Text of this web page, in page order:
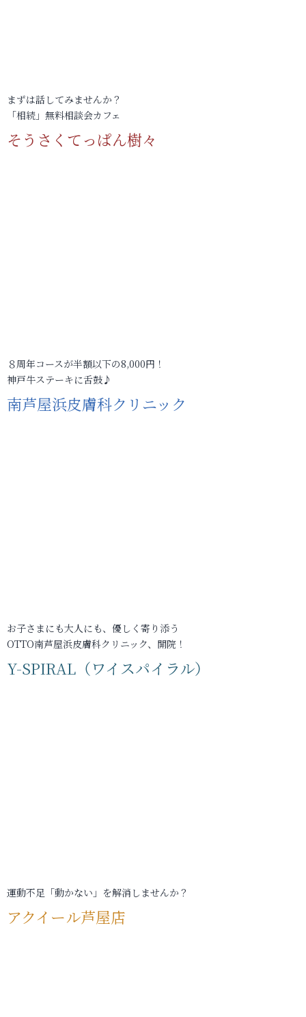
まずは話してみませんか？
「相続」無料相談会カフェ
そうさくてっぱん樹々
８周年コースが半額以下の8,000円！
神戸牛ステーキに舌鼓♪
南芦屋浜皮膚科クリニック
お子さまにも大人にも、優しく寄り添う
OTTO南芦屋浜皮膚科クリニック、開院！
Y-SPIRAL（ワイスパイラル）
運動不足「動かない」を解消しませんか？
アクイール芦屋店